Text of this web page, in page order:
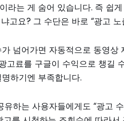
라는 게 숨어 있습니다. 즉 쉽
고요? 그 수단은 바로 “광고 노
넘어가면 자동적으로 동영상
고료를 구글이 수익으로 챙길
하기엔 부족합니다.
하는 사용자들에게도 “광고